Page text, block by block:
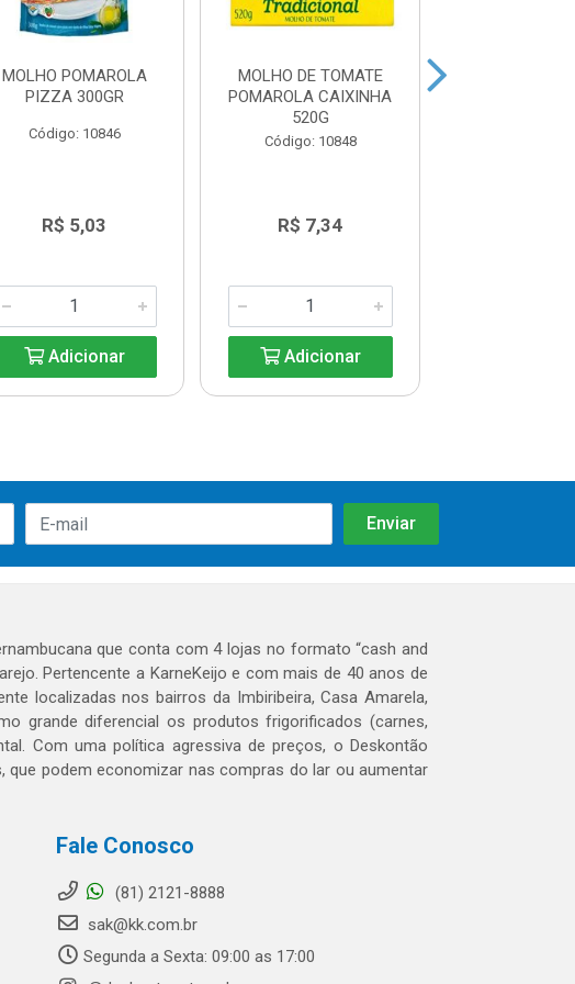
MOLHO POMAROLA
PIZZA 300GR
Código: 10846
R$ 5,03
Adicionar
MOLHO DE TOMATE
POMAROLA CAIXINHA
520G
Código: 10848
R$ 7,34
Adicionar
que conta com 4 lojas no formato “cash and
Pertencente a KarneKeijo e com mais de 40 anos de
localizadas nos bairros da Imbiribeira, Casa Amarela,
grande diferencial os produtos frigorificados (carnes,
Com uma política agressiva de preços, o Deskontão
podem economizar nas compras do lar ou aumentar
Fale Conosco
(81) 2121-8888
sak@kk.com.br
Segunda a Sexta: 09:00 as 17:00